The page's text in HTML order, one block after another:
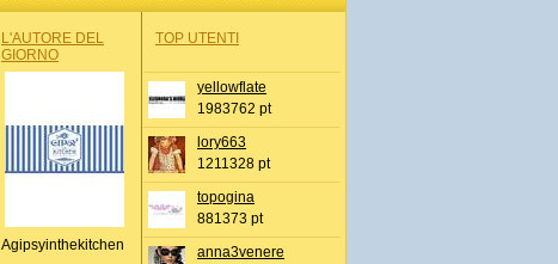
L'AUTORE DEL
GIORNO
Agipsyinthekitchen
TOP UTENTI
yellowflate
1983762 pt
lory663
1211328 pt
topogina
881373 pt
anna3venere